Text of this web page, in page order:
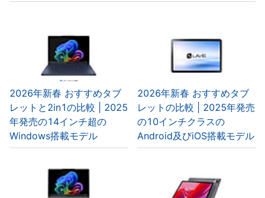
2026年新春 おすすめタブ
レットと2in1の比較 | 2025
年発売の14インチ超の
Windows搭載モデル
2026年新春 おすすめタブ
レットの比較 | 2025年発売
の10インチクラスの
Android及びiOS搭載モデル